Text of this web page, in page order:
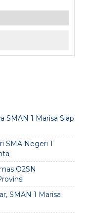
SMAN 1 Marisa Siap
SMA Negeri 1
O2SN
SMAN 1 Marisa